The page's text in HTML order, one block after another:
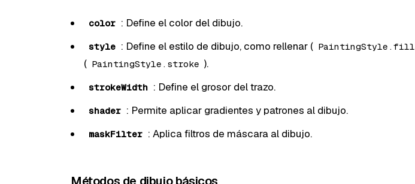
color : Define el color del dibujo.
style : Define el estilo de dibujo, como rellenar ( PaintingStyle.fill
( PaintingStyle.stroke ).
strokeWidth : Define el grosor del trazo.
shader : Permite aplicar gradientes y patrones al dibujo.
maskFilter : Aplica filtros de máscara al dibujo.
Métodos de dibujo básicos